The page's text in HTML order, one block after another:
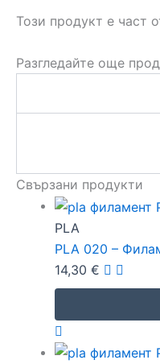
Този продукт е част
Разгледайте още
Свързани продукти
PLA
PLA 020 –
14,30 €